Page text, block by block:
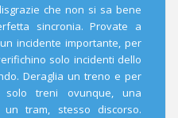
che non si sa bene
sincronia. Provate a
incidente importante, per
solo incidenti dello
Deraglia un treno e per
solo treni ovunque, una
tram, stesso discorso.